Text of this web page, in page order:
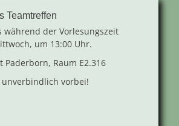
Teamtreffen
während der Vorlesungszeit
um 13:00 Uhr.
Paderborn, Raum E2.316
vorbei!